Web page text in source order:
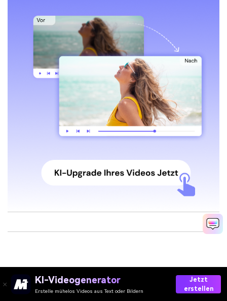
KI-Videogenerator
Erstelle mühelos Videos aus Text oder Bildern
Jetzt
erstellen